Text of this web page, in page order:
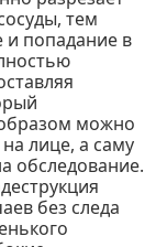
тем
попадание в
можно
лице, а саму
обследование.
без следа